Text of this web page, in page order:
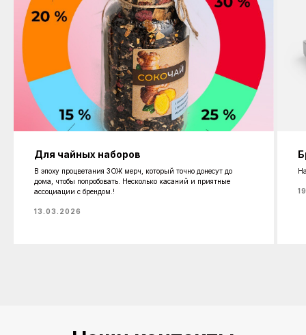
Для чайных наборов
В эпоху процветания ЗОЖ мерч, который точно донесут до
дома, чтобы попробовать. Несколько касаний и приятные
ассоциации с брендом.!
13.03.2026